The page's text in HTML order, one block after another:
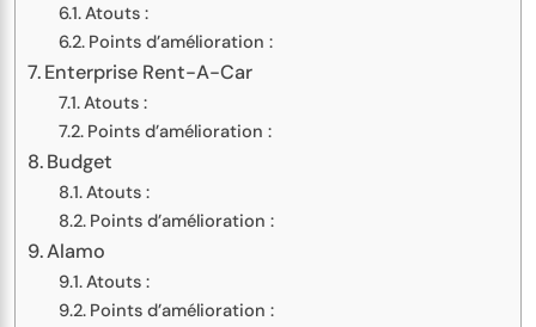
Atouts :
Points d’amélioration :
Enterprise Rent-A-Car
Atouts :
Points d’amélioration :
Budget
Atouts :
Points d’amélioration :
Alamo
Atouts :
Points d’amélioration :